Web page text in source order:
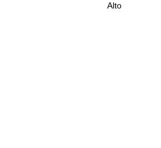
Alto